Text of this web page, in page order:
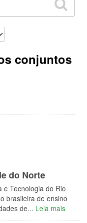
conjuntos
do Norte
e Tecnologia do Rio
brasileira de ensino
de... Leia mais